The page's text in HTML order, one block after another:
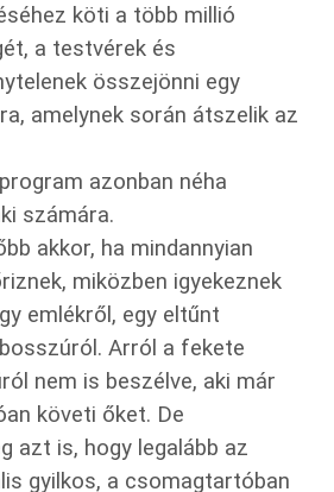
köti a több millió
a testvérek és
összejönni egy
amelynek során átszelik az
azonban néha
számára.
akkor, ha mindannyian
miközben igyekeznek
emlékről, egy eltűnt
Arról a fekete
nem is beszélve, aki már
követi őket. De
azt is, hogy legalább az
gyilkos, a csomagtartóban